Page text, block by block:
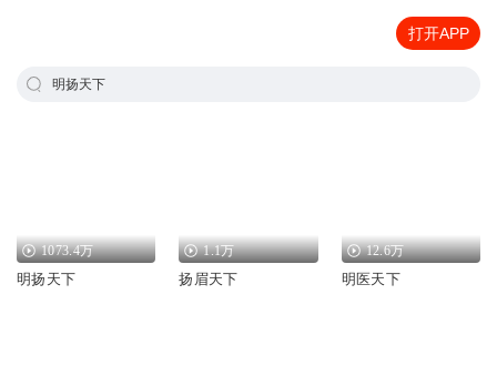
打开APP
明扬天下
1073.4万
明扬天下
1.1万
扬眉天下
12.6万
明医天下